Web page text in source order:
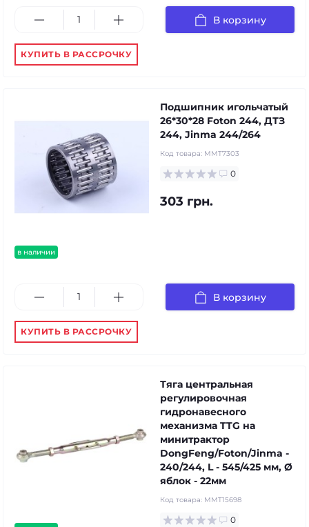
В корзину
КУПИТЬ В РАССРОЧКУ
в наличии
Подшипник игольчатый
26*30*28 Foton 244, ДТЗ
244, Jinma 244/264
Код товара: MMT7303
0
303 грн.
В корзину
КУПИТЬ В РАССРОЧКУ
Тяга центральная
регулировочная
гидронавесного
механизма TTG на
минитрактор
DongFeng/Foton/Jinma -
240/244, L - 545/425 мм, Ø
яблок - 22мм
Код товара: MMT15698
0